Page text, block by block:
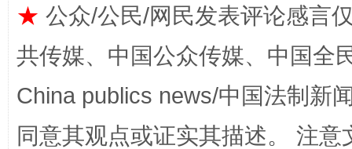
★ 公众/公民/网民发表评论感言
共传媒、中国公众传媒、中国全
China publics news/中国法制新
同意其观点或证实其描述。 注